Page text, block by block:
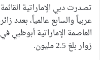
تصدرت دبي الإماراتية
زوار بلغ 2.5 مليون.